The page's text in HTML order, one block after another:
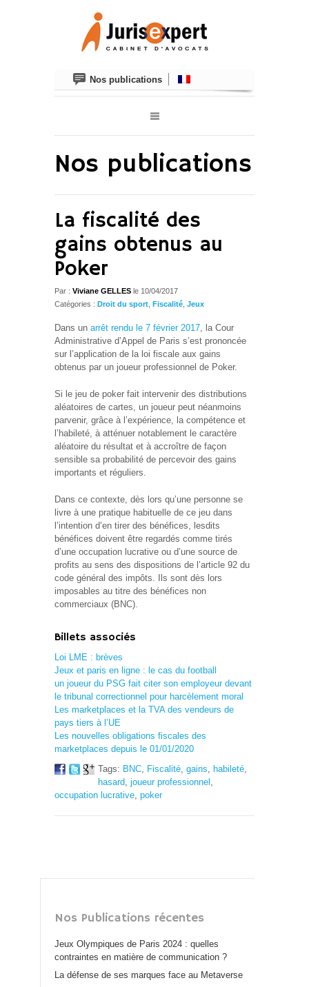
Nos publications
Nos publications
La fiscalité des
gains obtenus au
Poker
Par : Viviane GELLES le 10/04/2017
Catégories : Droit du sport Fiscalité Jeux
Dans un arrêt rendu le 7 février 2017, la Cour
Administrative d’Appel de Paris s’est prononcée
sur l’application de la loi fiscale aux gains
obtenus par un joueur professionnel de Poker.
Si le jeu de poker fait intervenir des distributions
aléatoires de cartes, un joueur peut néanmoins
parvenir, grâce à l’expérience, la compétence et
l’habileté, à atténuer notablement le caractère
aléatoire du résultat et à accroître de façon
sensible sa probabilité de percevoir des gains
importants et réguliers.
Dans ce contexte, dès lors qu’une personne se
livre à une pratique habituelle de ce jeu dans
l’intention d’en tirer des bénéfices, lesdits
bénéfices doivent être regardés comme tirés
d’une occupation lucrative ou d’une source de
profits au sens des dispositions de l’article 92 du
code général des impôts. Ils sont dès lors
imposables au titre des bénéfices non
commerciaux (BNC).
Billets associés
Loi LME : brèves
Jeux et paris en ligne : le cas du football
un joueur du PSG fait citer son employeur devant
le tribunal correctionnel pour harcèlement moral
Les marketplaces et la TVA des vendeurs de
pays tiers à l’UE
Les nouvelles obligations fiscales des
marketplaces depuis le 01/01/2020
Tags: BNC, Fiscalité, gains, habileté,
hasard, joueur professionnel ,
occupation lucrative, poker
Nos Publications récentes
Jeux Olympiques de Paris 2024 : quelles
contraintes en matière de communication ?
La défense de ses marques face au Metaverse